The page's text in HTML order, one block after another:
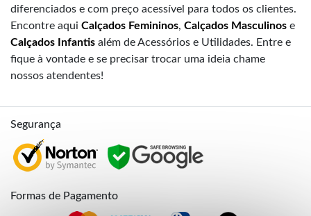
diferenciados e com preço acessível para todos os clientes.
Encontre aqui Calçados Femininos, Calçados Masculinos e
Calçados Infantis além de Acessórios e Utilidades. Entre e
fique à vontade e se precisar trocar uma ideia chame
nossos atendentes!
Segurança
Formas de Pagamento